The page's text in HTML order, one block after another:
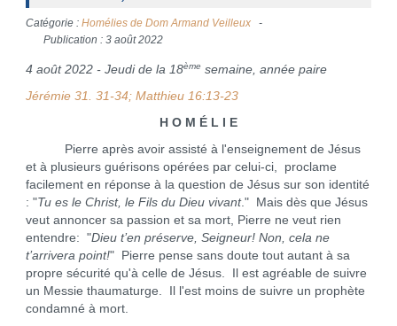
Catégorie : Homélies de Dom Armand Veilleux
Publication : 3 août 2022
4 août 2022 - Jeudi de la 18ème semaine, année paire
Jérémie 31. 31-34; Matthieu 16:13-23
H O M É L I E
Pierre après avoir assisté à l'enseignement de Jésus
et à plusieurs guérisons opérées par celui-ci, proclame
facilement en réponse à la question de Jésus sur son identité
: "Tu es le Christ, le Fils du Dieu vivant." Mais dès que Jésus
veut annoncer sa passion et sa mort, Pierre ne veut rien
entendre: "Dieu t’en préserve, Seigneur! Non, cela ne
t’arrivera point!" Pierre pense sans doute tout autant à sa
propre sécurité qu'à celle de Jésus. Il est agréable de suivre
un Messie thaumaturge. Il l'est moins de suivre un prophète
condamné à mort.